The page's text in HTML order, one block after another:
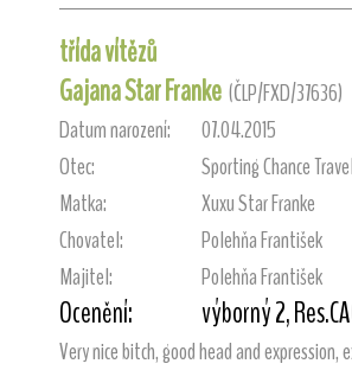
třída vítězů
Gajana Star Franke (ČLP/FXD/37636)
Datum narození:
07.04.2015
Otec:
Sporting Chance
Matka:
Xuxu Star Franke
Chovatel:
Polehňa František
Majitel:
Polehňa František
Ocenění: výborný 2,
Very nice bitch, good head and expression,